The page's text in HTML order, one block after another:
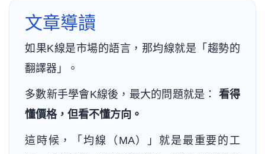
文章導讀
如果K線是市場的語言，那均線就是「趨勢的
翻譯器」。
多數新手學會K線後，最大的問題就是： 看得
懂價格，但看不懂方向。
這時候，「均線（MA）」就是最重要的工